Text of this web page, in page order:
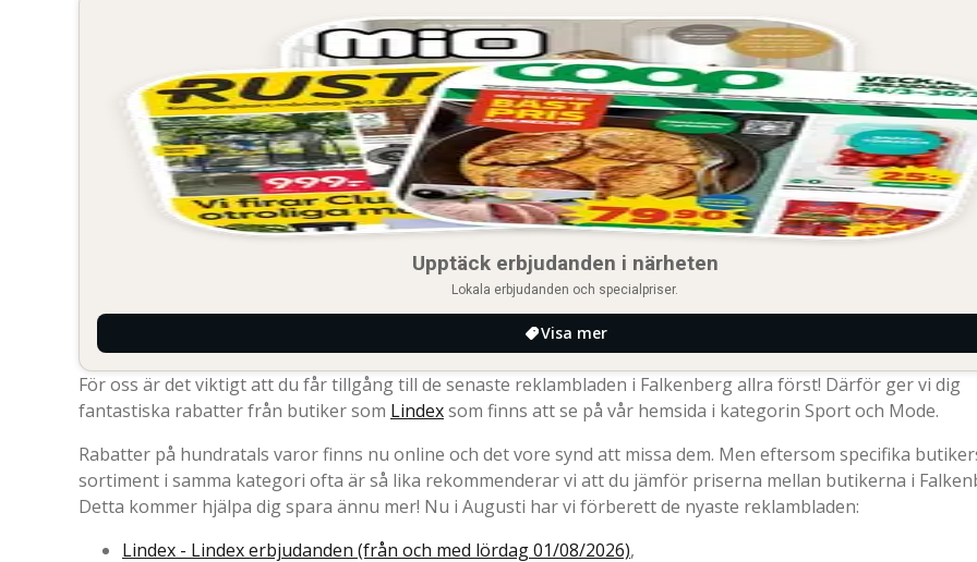
Upptäck erbjudanden i närheten
Lokala erbjudanden och specialpriser.
Visa mer
För oss är det viktigt att du får tillgång till de senaste reklambladen i Falkenberg allra först! Därför ger vi dig
fantastiska rabatter från butiker som Lindexsom finns att se på vår hemsida i kategorin Sport och Mode.
Rabatter på hundratals varor finns nu online och det vore synd att missa dem. Men eftersom specifika
sortiment i samma kategori ofta är så lika rekommenderar vi att du jämför priserna mellan butikerna i
Detta kommer hjälpa dig spara ännu mer! Nu i Augusti har vi förberett de nyaste reklambladen:
Lindex - Lindex erbjudanden (från och med lördag 01/08/2026),